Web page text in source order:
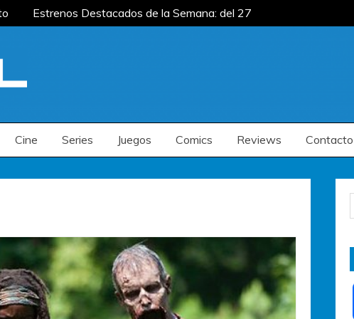
Estrenos Destacados de la Semana: del 27
Cine Series Juegos Comics Reviews Contacto